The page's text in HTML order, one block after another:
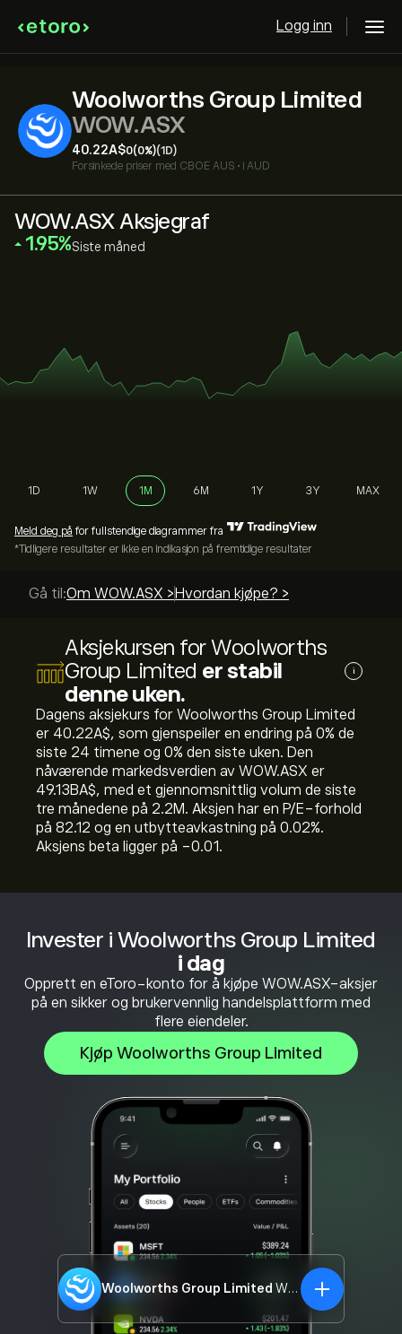
Logg inn
Woolworths Group Limited
WOW.ASX
40.22‎A$‎0(0%)(1D)
Forsinkede priser med CBOE AUS • i AUD
Invester i Woolworths Group Limited
i dag
Opprett en eToro-konto for å kjøpe WOW.ASX-aksjer
på en sikker og brukervennlig handelsplattform med
flere eiendeler.
Kjøp Woolworths Group Limited
Woolworths Group Limited WOW.ASX
WOW.ASX Aksjegraf
‎1.95‎ Siste måned
1D 1W 1M 6M 1Y 3Y MAX
Meld deg på for fullstendige diagrammer fra
*Tidligere resultater er ikke en indikasjon på fremtidige resultater
Gå til:Om WOW.ASX > Hvordan kjøpe? >
Aksjekursen for Woolworths
Group Limited er stabil
denne uken.
i
Dagens aksjekurs for Woolworths Group Limited
er 40.22‎A$‎, som gjenspeiler en endring på ‎0‎% de
siste 24 timene og ‎0‎% den siste uken. Den
nåværende markedsverdien av WOW.ASX er
49.13B‎A$‎, med et gjennomsnittlig volum de siste
tre månedene på 2.2M. Aksjen har en P/E-forhold
på 82.12 og en utbytteavkastning på 0.02%.
Aksjens beta ligger på -0.01.